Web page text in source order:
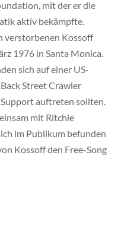
mit der er die
aktiv bekämpfte.
verstorbenen Kossoff
1976 in Santa Monica.
sich auf einer US-
Street Crawler
auftreten sollten.
mit Ritchie
im Publikum befunden
Kossoff den Free-Song